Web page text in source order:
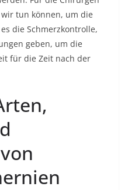
tun können, um die
die Schmerzkontrolle,
geben, um die
für die Zeit nach der